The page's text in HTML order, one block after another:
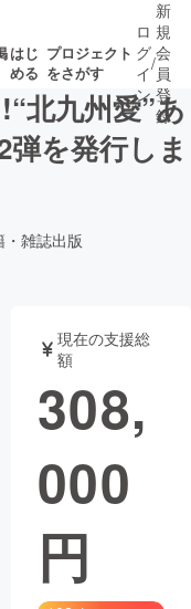
はじ
める
プロジェクト
をさがす
書籍・雑誌
チャレンジ
Creation
ロ
グ
イ
ン
/
新
規
会
員
登
録
北九州愛”あ
を発行しま
・雑誌出版
現在の支援総
額
308,
000
円